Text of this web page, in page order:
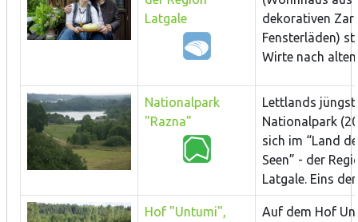
Latgale
dekorativen
Fensterläden)
Wirte nach alten
Nationalpark
"Razna"
Lettlands
Nationalpark
sich im “Land
Seen” - der
Latgale. Eins
Hof "Untumi",
Auf dem Hof